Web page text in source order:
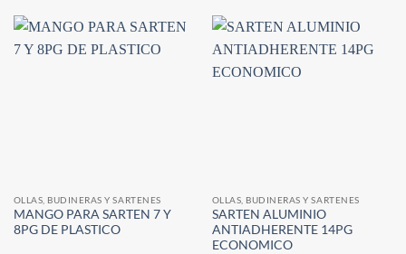
OLLAS, BUDINERAS Y SARTENES
MANGO PARA SARTEN 7 Y
8PG DE PLASTICO
OLLAS, BUDINERAS Y SARTENES
SARTEN ALUMINIO
ANTIADHERENTE 14PG
ECONOMICO